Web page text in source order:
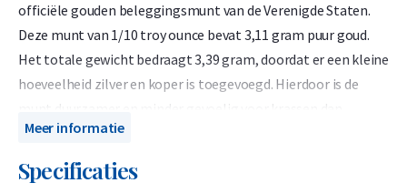
officiële gouden beleggingsmunt van de Verenigde Staten.
Deze munt van 1/10 troy ounce bevat 3,11 gram puur goud.
Het totale gewicht bedraagt 3,39 gram, doordat er een kleine
hoeveelheid zilver en koper is toegevoegd. Hierdoor is de
munt duurzamer en minder gevoelig voor krassen dan
munten van 24-karaats goud. Omdat de American Eagle exact
1/10 troy ounce goud bevat, doet deze qua waarde niet onder
voor 24-karaats munten van hetzelfde gewicht, zoals de
Meer informatie
Specificaties